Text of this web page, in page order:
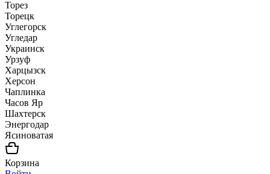
Торез
Торецк
Углегорск
Угледар
Украинск
Урзуф
Харцызск
Херсон
Чаплинка
Часов Яр
Шахтерск
Энергодар
Ясиноватая
Корзина